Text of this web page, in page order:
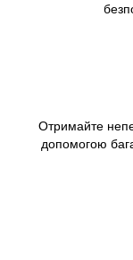
Отримайте
допомогою